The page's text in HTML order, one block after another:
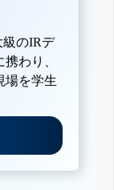
級のIRデ
わり、
場を学生